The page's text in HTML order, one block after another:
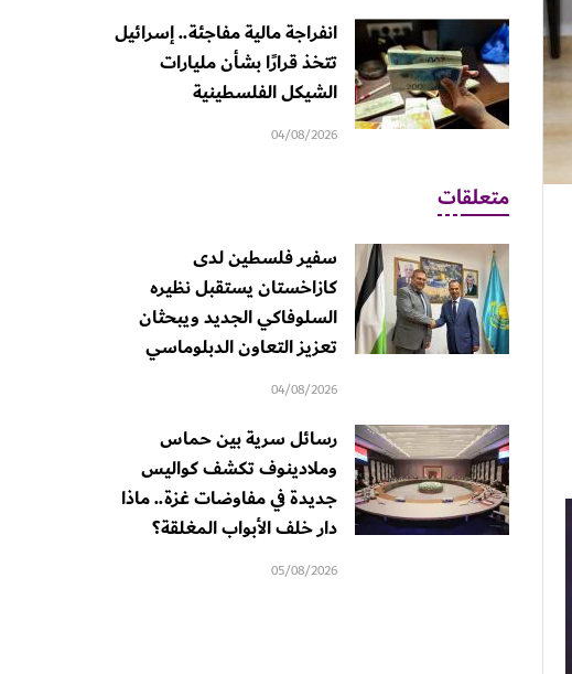
انفراجة مالية مفاجئة.. إسرائيل
تتخذ قرارًا بشأن مليارات
الشيكل الفلسطينية
04/08/2026
متعلقات
سفير فلسطين لدى
كازاخستان يستقبل نظيره
السلوفاكي الجديد ويبحثان
تعزيز التعاون الدبلوماسي
04/08/2026
رسائل سرية بين حماس
وملادينوف تكشف كواليس
جديدة في مفاوضات غزة.. ماذا
دار خلف الأبواب المغلقة؟
05/08/2026